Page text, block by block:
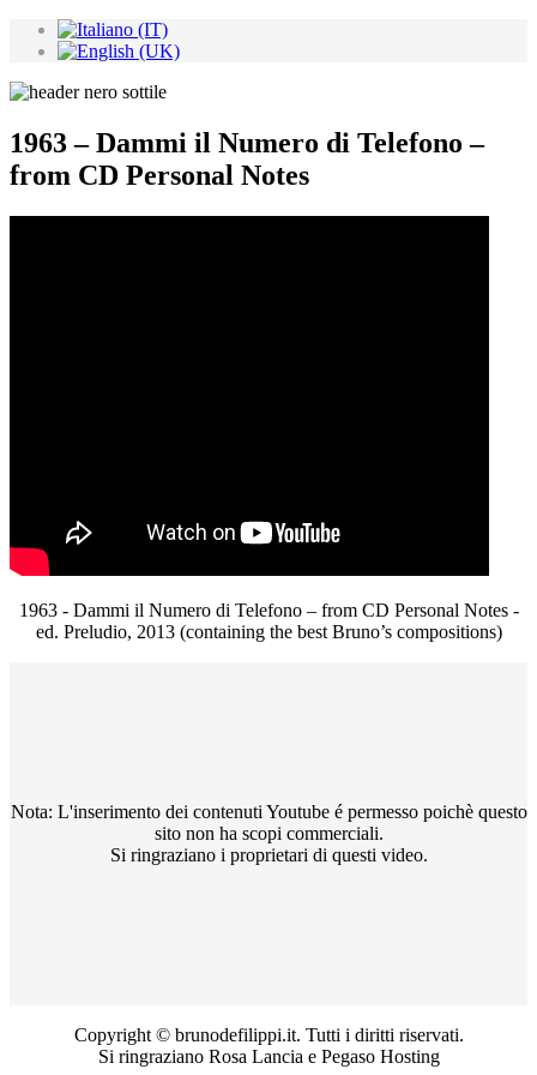
1963 – Dammi il Numero di Telefono –
from CD Personal Notes
1963 - Dammi il Numero di Telefono – from CD Personal Notes -
ed. Preludio, 2013 (containing the best Bruno’s compositions)
Nota: L'inserimento dei contenuti Youtube é permesso poichè questo
sito non ha scopi commerciali.
Si ringraziano i proprietari di questi video.
Copyright © brunodefilippi.it. Tutti i diritti riservati.
Si ringraziano Rosa Lancia e Pegaso Hosting